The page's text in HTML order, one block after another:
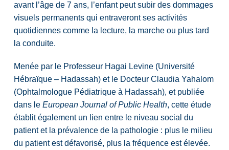
avant l’âge de 7 ans, l’enfant peut subir des dommages
visuels permanents qui entraveront ses activités
quotidiennes comme la lecture, la marche ou plus tard
la conduite.
Menée par le Professeur Hagai Levine (Université
Hébraïque – Hadassah) et le Docteur Claudia Yahalom
(Ophtalmologue Pédiatrique à Hadassah), et publiée
dans le European Journal of Public Health, cette étude
établit également un lien entre le niveau social du
patient et la prévalence de la pathologie : plus le milieu
du patient est défavorisé, plus la fréquence est élevée.